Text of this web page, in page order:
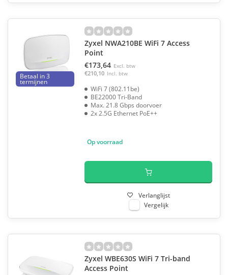
Betaal in 3
termijnen
Zyxel NWA210BE WiFi 7 Access
Point
€173,64 Excl. btw
€210,10 Incl. btw
WiFi 7 (802.11be)
BE22000 Tri-Band
Max. 21.8 Gbps doorvoer
2x 2.5G Ethernet PoE++
Op voorraad
Verlanglijst
Vergelijk
Zyxel WBE630S WiFi 7 Tri-band
Access Point